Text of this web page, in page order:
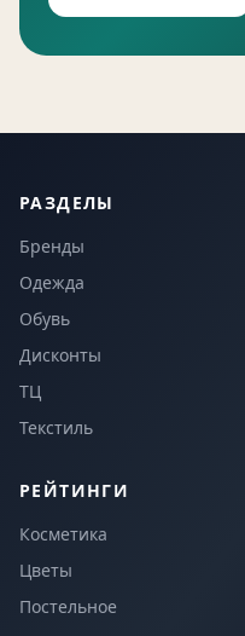
РАЗДЕЛЫ
Бренды
Одежда
Обувь
Дисконты
ТЦ
Текстиль
РЕЙТИНГИ
Косметика
Цветы
Постельное